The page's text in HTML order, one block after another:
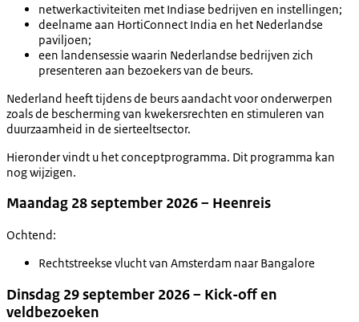
netwerkactiviteiten met Indiase bedrijven en instellingen;
deelname aan HortiConnect India en het Nederlandse
paviljoen;
een landensessie waarin Nederlandse bedrijven zich
presenteren aan bezoekers van de beurs.
Nederland heeft tijdens de beurs aandacht voor onderwerpen
zoals de bescherming van kwekersrechten en stimuleren van
duurzaamheid in de sierteeltsector.
Hieronder vindt u het conceptprogramma. Dit programma kan
nog wijzigen.
Maandag 28 september 2026 – Heenreis
Ochtend:
Rechtstreekse vlucht van Amsterdam naar Bangalore
Dinsdag 29 september 2026 – Kick-off en
veldbezoeken